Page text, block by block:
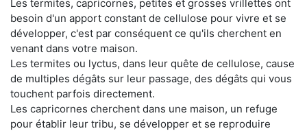
Les termites, capricornes, petites et grosses vrillettes ont
besoin d'un apport constant de cellulose pour vivre et se
développer, c'est par conséquent ce qu'ils cherchent en
venant dans votre maison.
Les termites ou lyctus, dans leur quête de cellulose, cause
de multiples dégâts sur leur passage, des dégâts qui vous
touchent parfois directement.
Les capricornes cherchent dans une maison, un refuge
pour établir leur tribu, se développer et se reproduire